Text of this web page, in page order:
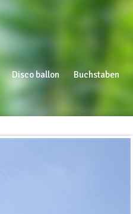
Disco ballon Buchstaben